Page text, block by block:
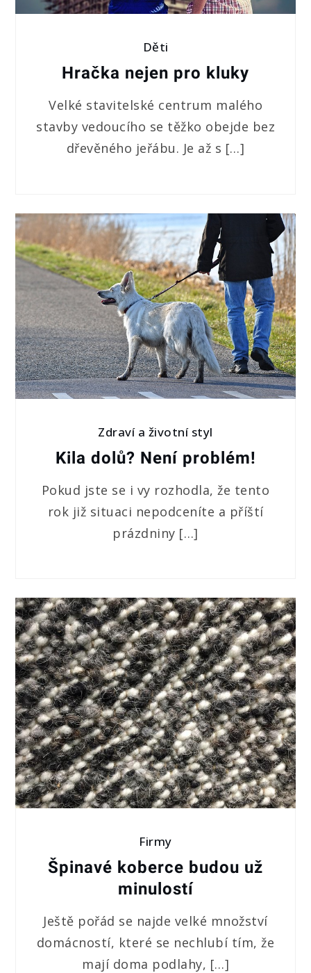
Děti
Hračka nejen pro kluky
Velké stavitelské centrum malého
stavby vedoucího se těžko obejde bez
dřevěného jeřábu. Je až s […]
Zdraví a životní styl
Kila dolů? Není problém!
Pokud jste se i vy rozhodla, že tento
rok již situaci nepodceníte a příští
prázdniny […]
Firmy
Špinavé koberce budou už
minulostí
Ještě pořád se najde velké množství
domácností, které se nechlubí tím, že
mají doma podlahy, […]